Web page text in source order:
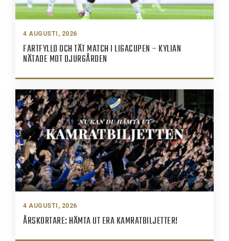
4 AUGUSTI, 2026
FARTFYLLD OCH TÄT MATCH I LIGACUPEN – KYLIAN
NÄTADE MOT DJURGÅRDEN
4 AUGUSTI, 2026
ÅRSKORTARE: HÄMTA UT ERA KAMRATBILJETTER!